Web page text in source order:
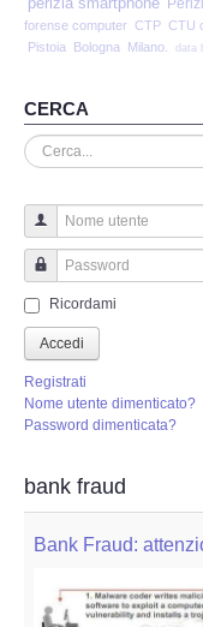
Perizia Truffa
Perizia Dash
Perizia
Perizia Chat
Perizia DVR
Perizia IoT e
Perizia
Perizia
Perizia Data
forense computer CTP CTU
Pistoia
Bologna Milano. data
CERCA
Cerca...
Nome utente
Password
Ricordami
Accedi
Registrati
Nome utente dimenticato?
Password dimenticata?
bank fraud
Bank Fraud: